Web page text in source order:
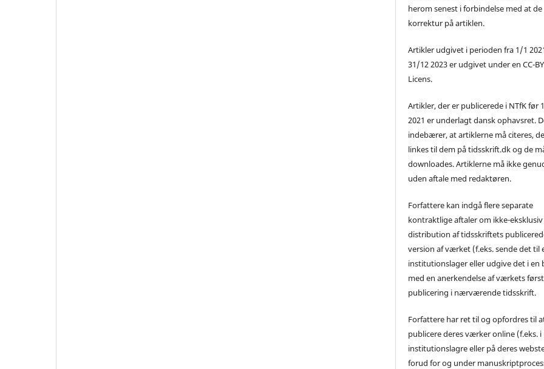
herom senest i forbindelse med at
korrektur på artiklen.
Artikler udgivet i perioden fra 1/1
31/12 2023 er udgivet under en CC-
Licens.
Artikler, der er publicerede i NTfK før
2021 er underlagt dansk ophavsret.
indebærer, at artiklerne må citeres,
linkes til dem på tidsskrift.dk og de
downloades. Artiklerne må ikke
uden aftale med redaktøren.
Forfattere kan indgå flere separate
kontraktlige aftaler om ikke-eksklusiv
distribution af tidsskriftets
version af værket (f.eks. sende det til
institutionslager eller udgive det i en
med en anerkendelse af værkets
publicering i nærværende tidsskrift.
Forfattere har ret til og opfordres til
publicere deres værker online (f.eks. i
institutionslagre eller på deres
forud for og under